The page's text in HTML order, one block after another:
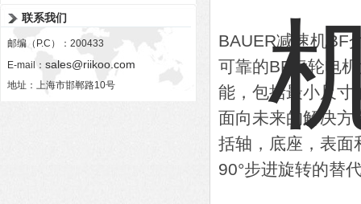
联系我们
邮编（P.C）：200433
E-mail： sales@riikoo.com
地址：上海市邯郸路10号
BAUER减速机BF
可靠的BF齿轮电
能，包括最小尺寸
面向未来的解决方
括轴，底座，表面
90°步进旋转的替